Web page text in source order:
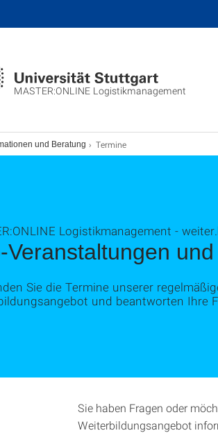
MASTER:ONLINE Logistikmanagement
und Beratung Termine
Veranstaltungen
Logistikmanagement -
Sie die Termine unserer
und beantworten Ihre
Sie haben Fragen oder
Weiterbildungsangebot